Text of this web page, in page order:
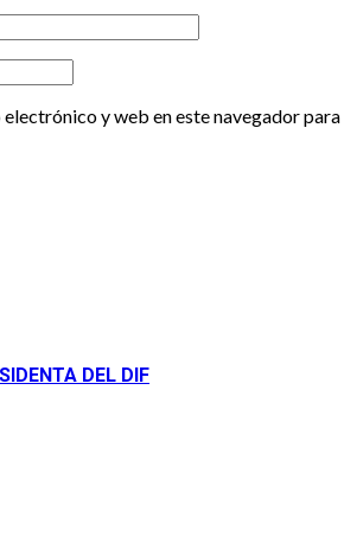
y web en este navegador
DEL DIF